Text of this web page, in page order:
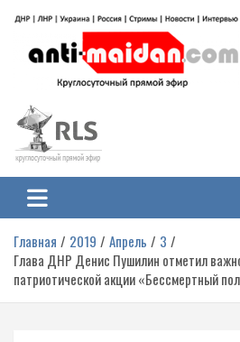
содержимому
Антимайдан:
на Украине
гражданской войне на Украине, включая
ЛНР и других регионах.
Главная 2019 Апрель
3
Глава ДНР Денис Пушилин отметил
патриотической акции «Бессмертный